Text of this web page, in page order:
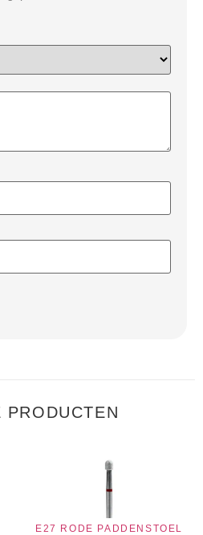
PRODUCTEN
E27 RODE PADDENSTOEL